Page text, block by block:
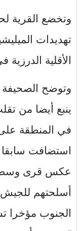
وتخضع القرية
تهديدات
الأقلية
وتوضح الصحيفة
ينبع أيضا من
في المنطقة
استضافت
عكس قرى وسط
أسلحتهم
الجنوب مؤخرا